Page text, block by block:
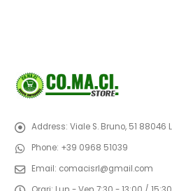
Address: Viale S. Bruno, 51 88046
Phone: +39 0968 51039
Email: comacisrl@gmail.com